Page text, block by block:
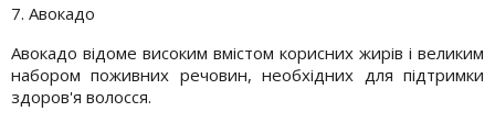
7. Авокадо
Авокадо відоме високим вмістом корисних жирів і великим
набором поживних речовин, необхідних для підтримки
здоров'я волосся.